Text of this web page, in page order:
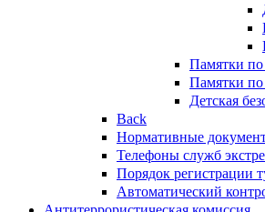
Памятки по
Памятки по
Детская
Back
Нормативные
Телефоны служб
Порядок регистрации
Автоматический